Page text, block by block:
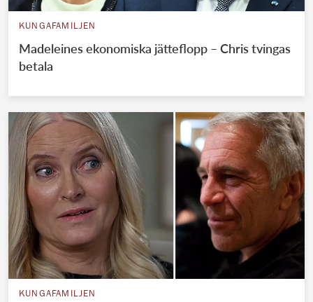
KUNGAFAMILJEN
Madeleines ekonomiska jätteflopp – Chris tvingas
betala
KUNGAFAMILJEN